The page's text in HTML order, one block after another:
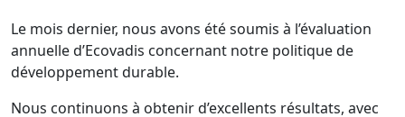
Le mois dernier, nous avons été soumis à l’évaluation
annuelle d’Ecovadis concernant notre politique de
développement durable.
Nous continuons à obtenir d’excellents résultats, avec